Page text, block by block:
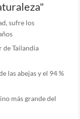
sufre los
de Tailandia
las abejas y el 94 %
más grande del